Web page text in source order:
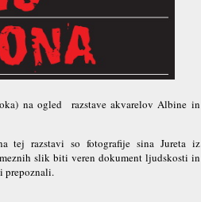
na ogled razstave akvarelov Albine in
tej razstavi so fotografije sina Jureta iz
slik biti veren dokument ljudskosti in
prepoznali.